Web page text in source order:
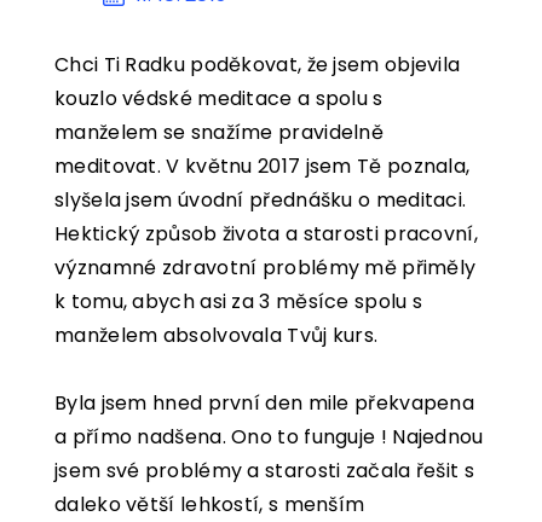
KOŠÍK
Chci Ti Radku poděkovat, že jsem objevila
kouzlo védské meditace a spolu s
manželem se snažíme pravidelně
meditovat. V květnu 2017 jsem Tě poznala,
slyšela jsem úvodní přednášku o meditaci.
Hektický způsob života a starosti pracovní,
významné zdravotní problémy mě přiměly
k tomu, abych asi za 3 měsíce spolu s
manželem absolvovala Tvůj kurs.
Byla jsem hned první den mile překvapena
a přímo nadšena. Ono to funguje ! Najednou
jsem své problémy a starosti začala řešit s
daleko větší lehkostí, s menším